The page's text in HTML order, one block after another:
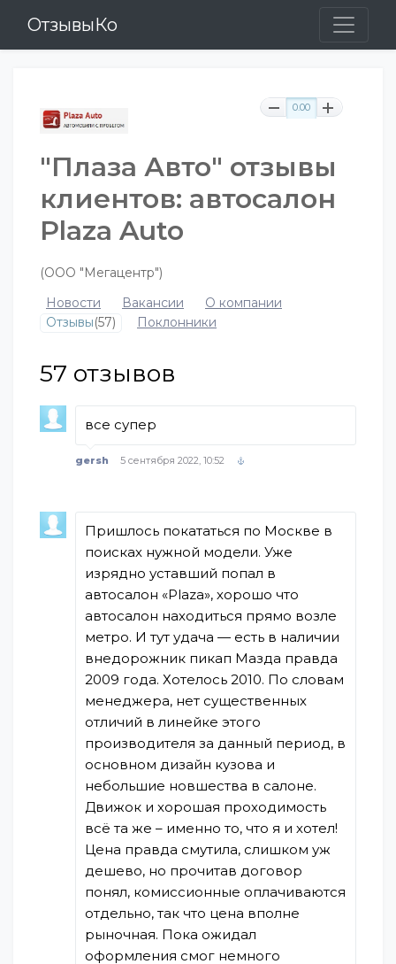
ОтзывыКо
0.00
"Плаза Авто" отзывы
клиентов: автосалон
Plaza Auto
(ООО "Мегацентр")
Новости
Вакансии
О компании
Отзывы(57) Поклонники
57 отзывов
все супер
gersh 5 сентября 2022, 10:52
Пришлось покататься по Москве в
поисках нужной модели. Уже
изрядно уставший попал в
автосалон «Plaza», хорошо что
автосалон находиться прямо возле
метро. И тут удача — есть в наличии
внедорожник пикап Мазда правда
2009 года. Хотелось 2010. По словам
менеджера, нет существенных
отличий в линейке этого
производителя за данный период, в
основном дизайн кузова и
небольшие новшества в салоне.
Движок и хорошая проходимость
всё та же – именно то, что я и хотел!
Цена правда смутила, слишком уж
дешево, но прочитав договор
понял, комиссионные оплачиваются
отдельно, так что цена вполне
рыночная. Пока ожидал
оформления смог немного